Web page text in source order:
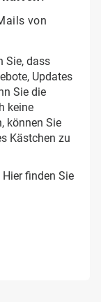
von
Sie, dass
Updates
Sie die
keine
können Sie
Kästchen zu
Hier finden Sie